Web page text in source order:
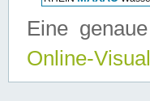
Eine
Online-